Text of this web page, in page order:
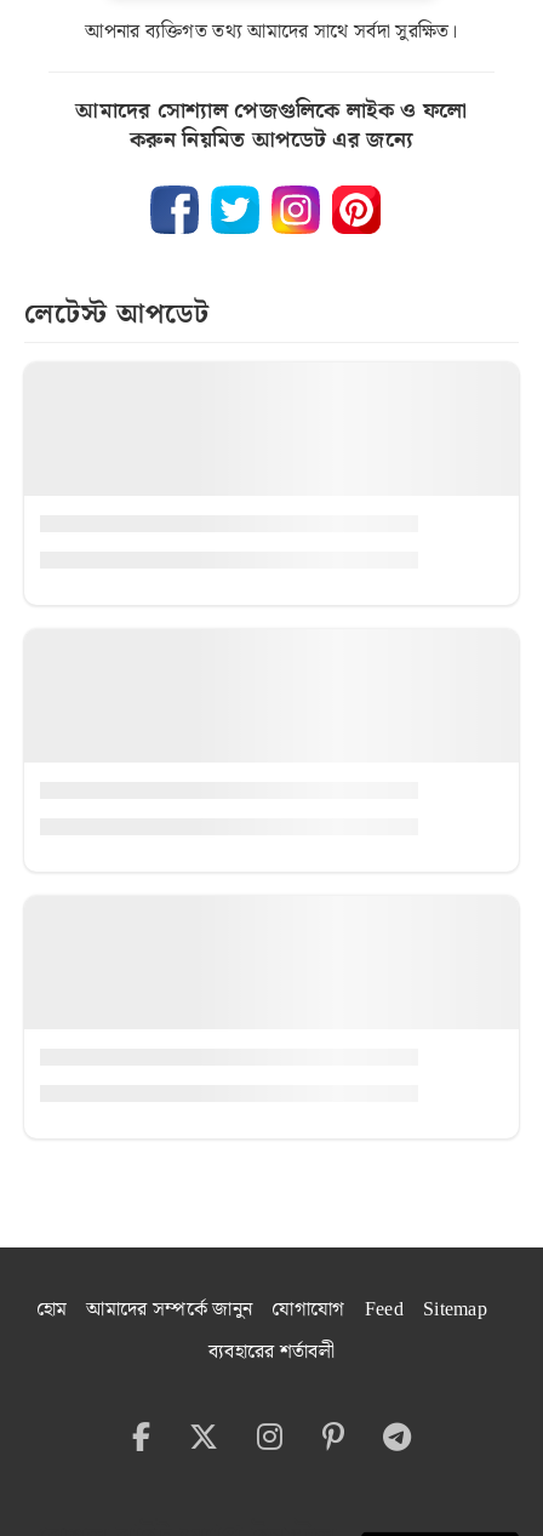
আপনার ব্যক্তিগত তথ্য আমাদের সাথে সর্বদা সুরক্ষিত।
আমাদের সোশ্যাল পেজগুলিকে লাইক ও ফলো
করুন নিয়মিত আপডেট এর জন্যে
লেটেস্ট আপডেট
হোম আমাদের সম্পর্কে জানুন যোগাযোগ Feed
Sitemap
ব্যবহারের শর্তাবলী